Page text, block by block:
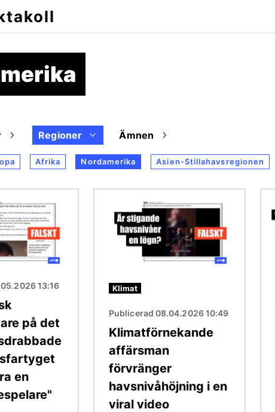
Regioner Ämnen
Afrika Nordamerika Asien-Stillahavsregionen
13:16
på det
en
Klimat
Publicerad 08.04.2026 10:49
Klimatförnekande
affärsman
förvränger
havsnivåhöjning i en
viral video